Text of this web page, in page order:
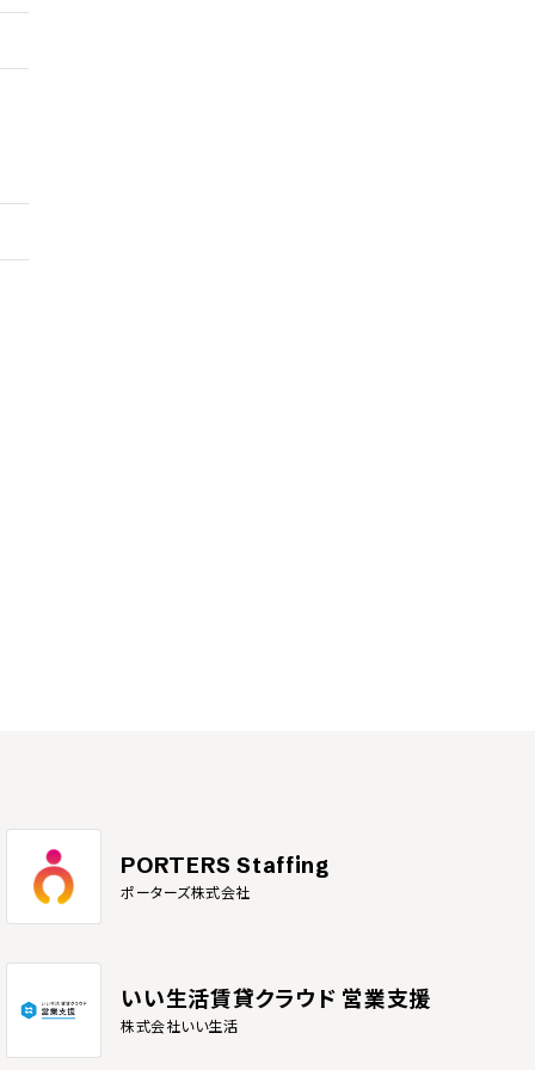
PORTERS Staffing
ポーターズ株式会社
いい生活賃貸クラウド 営業支援
株式会社いい生活